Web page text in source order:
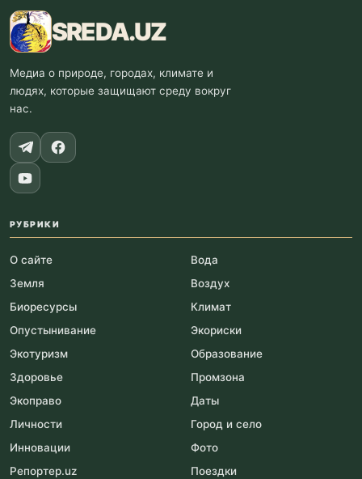
SREDA.UZ
Медиа о природе, городах, климате и
людях, которые защищают среду вокруг
нас.
РУБРИКИ
О сайте
Вода
Земля
Воздух
Биоресурсы
Климат
Опустынивание
Экориски
Экотуризм
Образование
Здоровье
Промзона
Экоправо
Даты
Личности
Город и село
Инновации
Фото
Репортер.uz
Поездки